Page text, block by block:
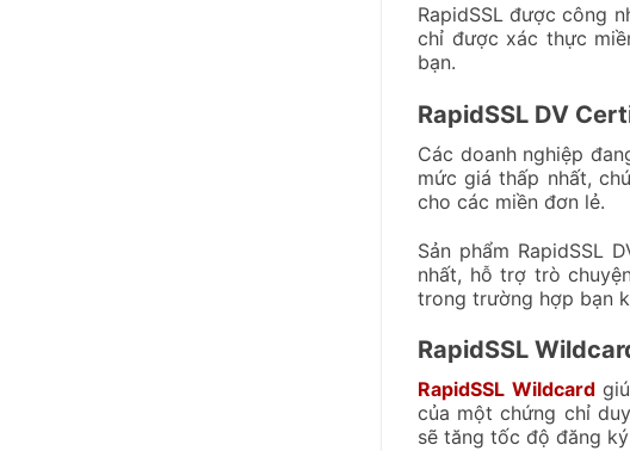
RapidSSL được công
chỉ được xác thực
bạn.
RapidSSL DV
Các doanh nghiệp
mức giá thấp nhất,
cho các miền đơn lẻ.
Sản phẩm RapidSSL
nhất, hỗ trợ trò
trong trường hợp bạn
RapidSSL
RapidSSL Wildcard
của một chứng chỉ
sẽ tăng tốc độ đăng